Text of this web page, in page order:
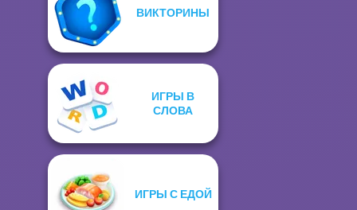
ВИКТОРИНЫ
ИГРЫ В
СЛОВА
ИГРЫ С ЕДОЙ